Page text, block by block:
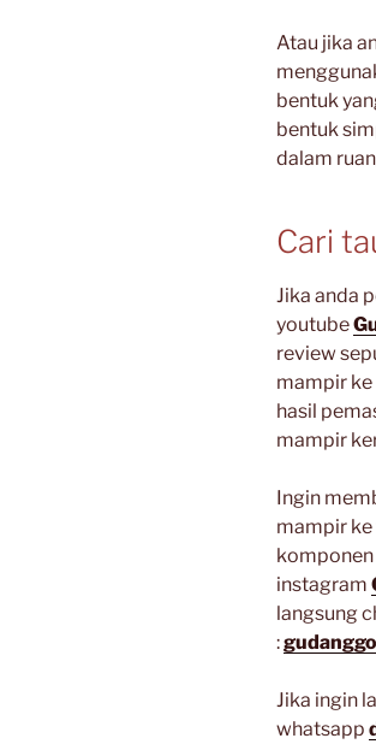
Atau jika
bentuk
bentuk
dalam
Cari
Jika anda
youtube
review
mampir
hasil
mampir
Ingin
mampir
komponen
instagram
langsung
:
Jika ingin
whatsapp